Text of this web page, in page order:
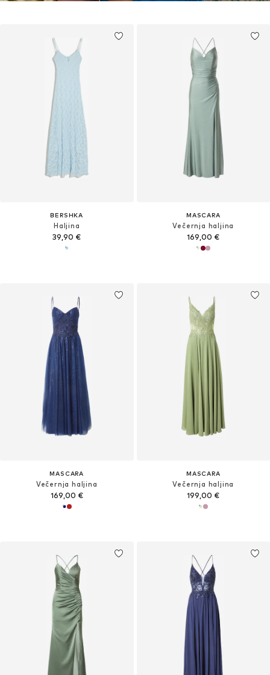
BERSHKA
Haljina
39,90 €
MASCARA
Večernja haljina
169,00 €
MASCARA
Večernja haljina
169,00 €
MASCARA
Večernja haljina
199,00 €